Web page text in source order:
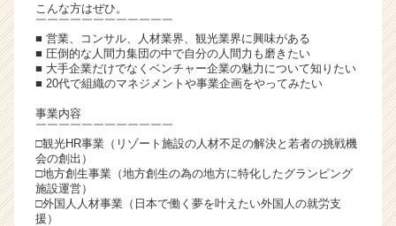
こんな方はぜひ。
￣￣￣￣￣￣￣￣￣￣￣￣
■ 営業、コンサル、人材業界、観光業界に興味がある
■ 圧倒的な人間力集団の中で自分の人間力も磨きたい
■ 大手企業だけでなくベンチャー企業の魅力について知りたい
■ 20代で組織のマネジメントや事業企画をやってみたい
事業内容
￣￣￣￣￣￣￣￣￣￣￣￣
□観光HR事業（リゾート施設の人材不足の解決と若者の挑戦機
会の創出）
□地方創生事業（地方創生の為の地方に特化したグランピング
施設運営）
□外国人人材事業（日本で働く夢を叶えたい外国人の就労支
援）